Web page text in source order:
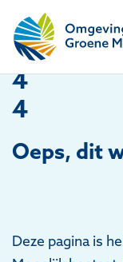
4
4
Oeps, dit
Deze pagina is